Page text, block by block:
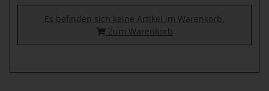
Es befinden sich keine Artikel im Warenkorb.
Zum Warenkorb